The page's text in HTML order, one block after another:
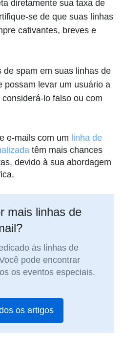
diretamente sua taxa de
se de que suas linhas
cativantes, breves e
de spam em suas linhas de
possam levar um usuário a
lo falso ou com
e-mails com um linha de
têm mais chances
devido à sua abordagem
mais linhas de
às linhas de
pode encontrar
os eventos especiais.
os artigos